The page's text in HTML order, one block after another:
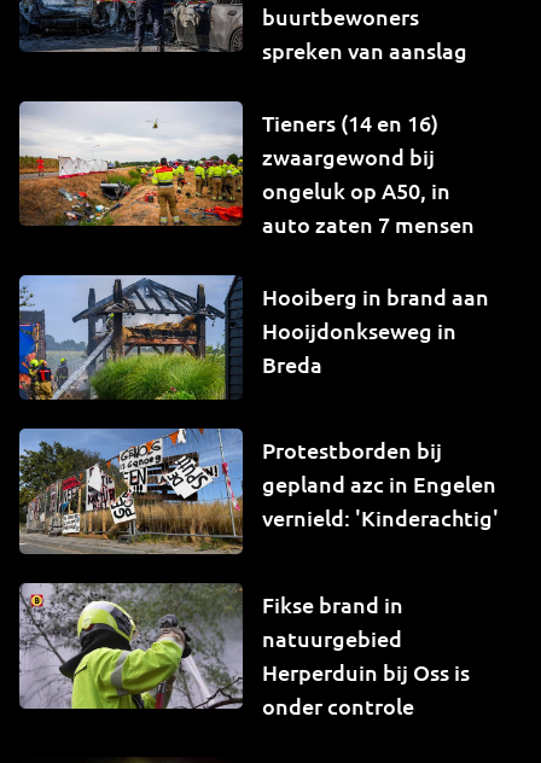
buurtbewoners
spreken van aanslag
Tieners (14 en 16)
zwaargewond bij
ongeluk op A50, in
auto zaten 7 mensen
Hooiberg in brand aan
Hooijdonkseweg in
Breda
Protestborden bij
gepland azc in Engelen
vernield: 'Kinderachtig'
Fikse brand in
natuurgebied
Herperduin bij Oss is
onder controle